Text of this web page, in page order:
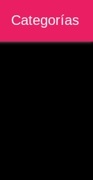
Categorías